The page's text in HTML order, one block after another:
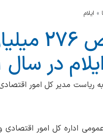
ایلام
در سال 1401
جلسه تبصره 18 به ریاست مدیر کل